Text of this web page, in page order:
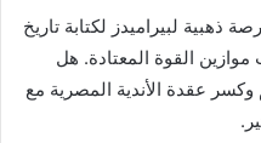
ذهبية لبيراميدز لكتابة تاريخ
القوة المعتادة. هل
عقدة الأندية المصرية مع